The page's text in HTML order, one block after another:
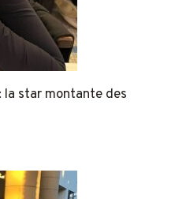
la star montante des